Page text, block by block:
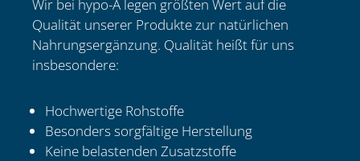
Wir bei hypo-A legen größten Wert auf die
Qualität unserer Produkte zur natürlichen
Nahrungsergänzung. Qualität heißt für uns
insbesondere:
Hochwertige Rohstoffe
Besonders sorgfältige Herstellung
Keine belastenden Zusatzstoffe